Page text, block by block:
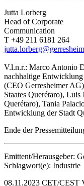
Jutta Lorberg
Head of Corporate
Communication
T +49 211 6181 264
V.l.n.r.: Marco Antonio
nachhaltige Entwicklung
(CEO Gerresheimer
Staates Querétaro),
Querétaro), Tania
Entwicklung der Stadt
Ende der
Emittent/Herausgeber:
Schlagwort(e): Industrie
08.11.2023 CET/CEST